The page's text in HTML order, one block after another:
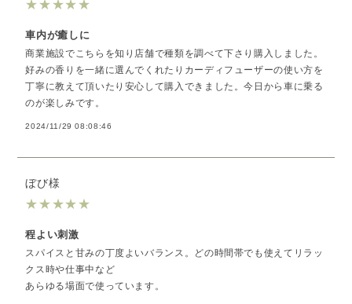
★★★★★
車内が癒しに
商業施設でこちらを知り店舗で種類を調べて下さり購入しました。
好みの香りを一緒に選んでくれたりカーディフューザーの使い方を
丁寧に教えて頂いたり安心して購入できました。今日から車に乗る
のが楽しみです。
2024/11/29 08:08:46
ぼび様
★★★★★
程よい刺激
スパイスと甘みの丁度よいバランス。どの時間帯でも使えてリラッ
クス時や仕事中など
あらゆる場面で使っています。